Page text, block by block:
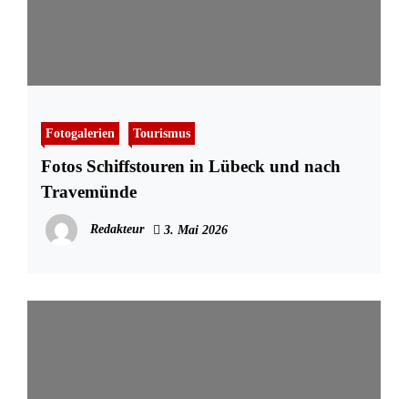
Fotogalerien Tourismus
Fotos Schiffstouren in Lübeck und nach
Travemünde
Redakteur 3. Mai 2026